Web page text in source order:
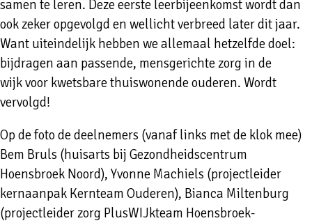
samen te leren. Deze eerste leerbijeenkomst wordt dan
ook zeker opgevolgd en wellicht verbreed later dit jaar.
Want uiteindelijk hebben we allemaal hetzelfde doel:
bijdragen aan passende, mensgerichte zorg in de
wijk voor kwetsbare thuiswonende ouderen. Wordt
vervolgd!
Op de foto de deelnemers (vanaf links met de klok mee)
Bem Bruls (huisarts bij Gezondheidscentrum
Hoensbroek Noord), Yvonne Machiels (projectleider
kernaanpak Kernteam Ouderen), Bianca Miltenburg
(projectleider zorg PlusWIJkteam Hoensbroek-